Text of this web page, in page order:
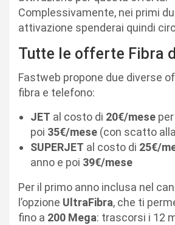
Complessivamente, nei primi
attivazione spenderai quindi
Tutte le offerte Fibra
Fastweb propone due diverse
fibra e telefono:
JET al costo di 20€/mese
poi 35€/mese (con scatto
SUPERJET al costo di 25€/
anno e poi 39€/mese
Per il primo anno inclusa nel
l’opzione UltraFibra, che ti
fino a 200 Mega: trascorsi i 12